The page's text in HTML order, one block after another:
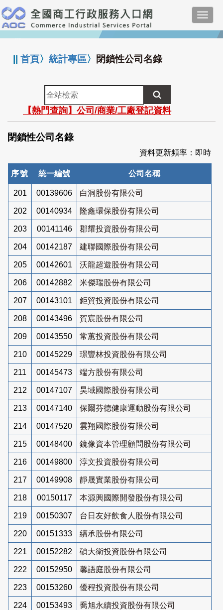
跳
到
主
要
:::
||首頁〉統計專區〉 閉鎖性公司名錄
全
站
檢
索
【熱門查詢】公司/商業/工廠登記資料
閉鎖性公司名錄
資料更新頻率：即時
序號 統一編號 公司名稱
201 00139606 白洞股份有限公司
202 00140934 隆鑫環保股份有限公司
203 00141146 郡耀投資股份有限公司
204 00142187 建聯國際股份有限公司
205 00142601 沃龍超遊股份有限公司
206 00142882 米傑瑞股份有限公司
207 00143101 鉅貿投資股份有限公司
208 00143496 賀宸股份有限公司
209 00143550 常蕙投資股份有限公司
210 00145229 璟豐林投資股份有限公司
211 00145473 端方股份有限公司
212 00147107 昊域國際股份有限公司
213 00147140 保爾芬德健康運動股份有限公司
214 00147520 雲翔國際股份有限公司
215 00148400 鏡像資本管理顧問股份有限公司
216 00149800 淳文投資股份有限公司
217 00149908 靜晟實業股份有限公司
218 00150117 本源興國際開發股份有限公司
219 00150307 台日友好飲食人股份有限公司
220 00151333 續承股份有限公司
221 00152282 碩大衛投資股份有限公司
222 00152950 馨語庭股份有限公司
223 00153260 優程投資股份有限公司
224 00153493 喬旭永續投資股份有限公司